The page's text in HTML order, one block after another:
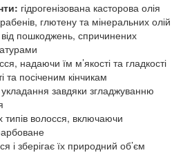
гідрогенізована касторова олія
глютену та мінеральних олій
пошкоджень, спричинених
надаючи їм м’якості та гладкості
та посіченим кінчикам
завдяки згладжуванню
типів волосся, включаючи
і зберігає їх природний об’єм